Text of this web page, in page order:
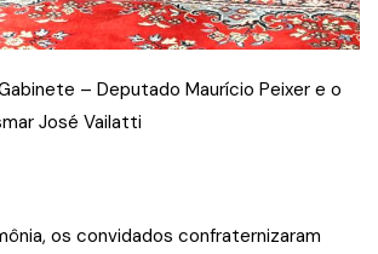
– Deputado Maurício Peixer e o
José Vailatti
os convidados confraternizaram